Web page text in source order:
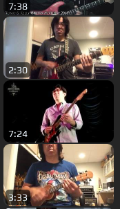
7:38
2:30
7:24
3:33